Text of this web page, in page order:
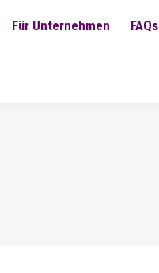
Für Unternehmen FAQs